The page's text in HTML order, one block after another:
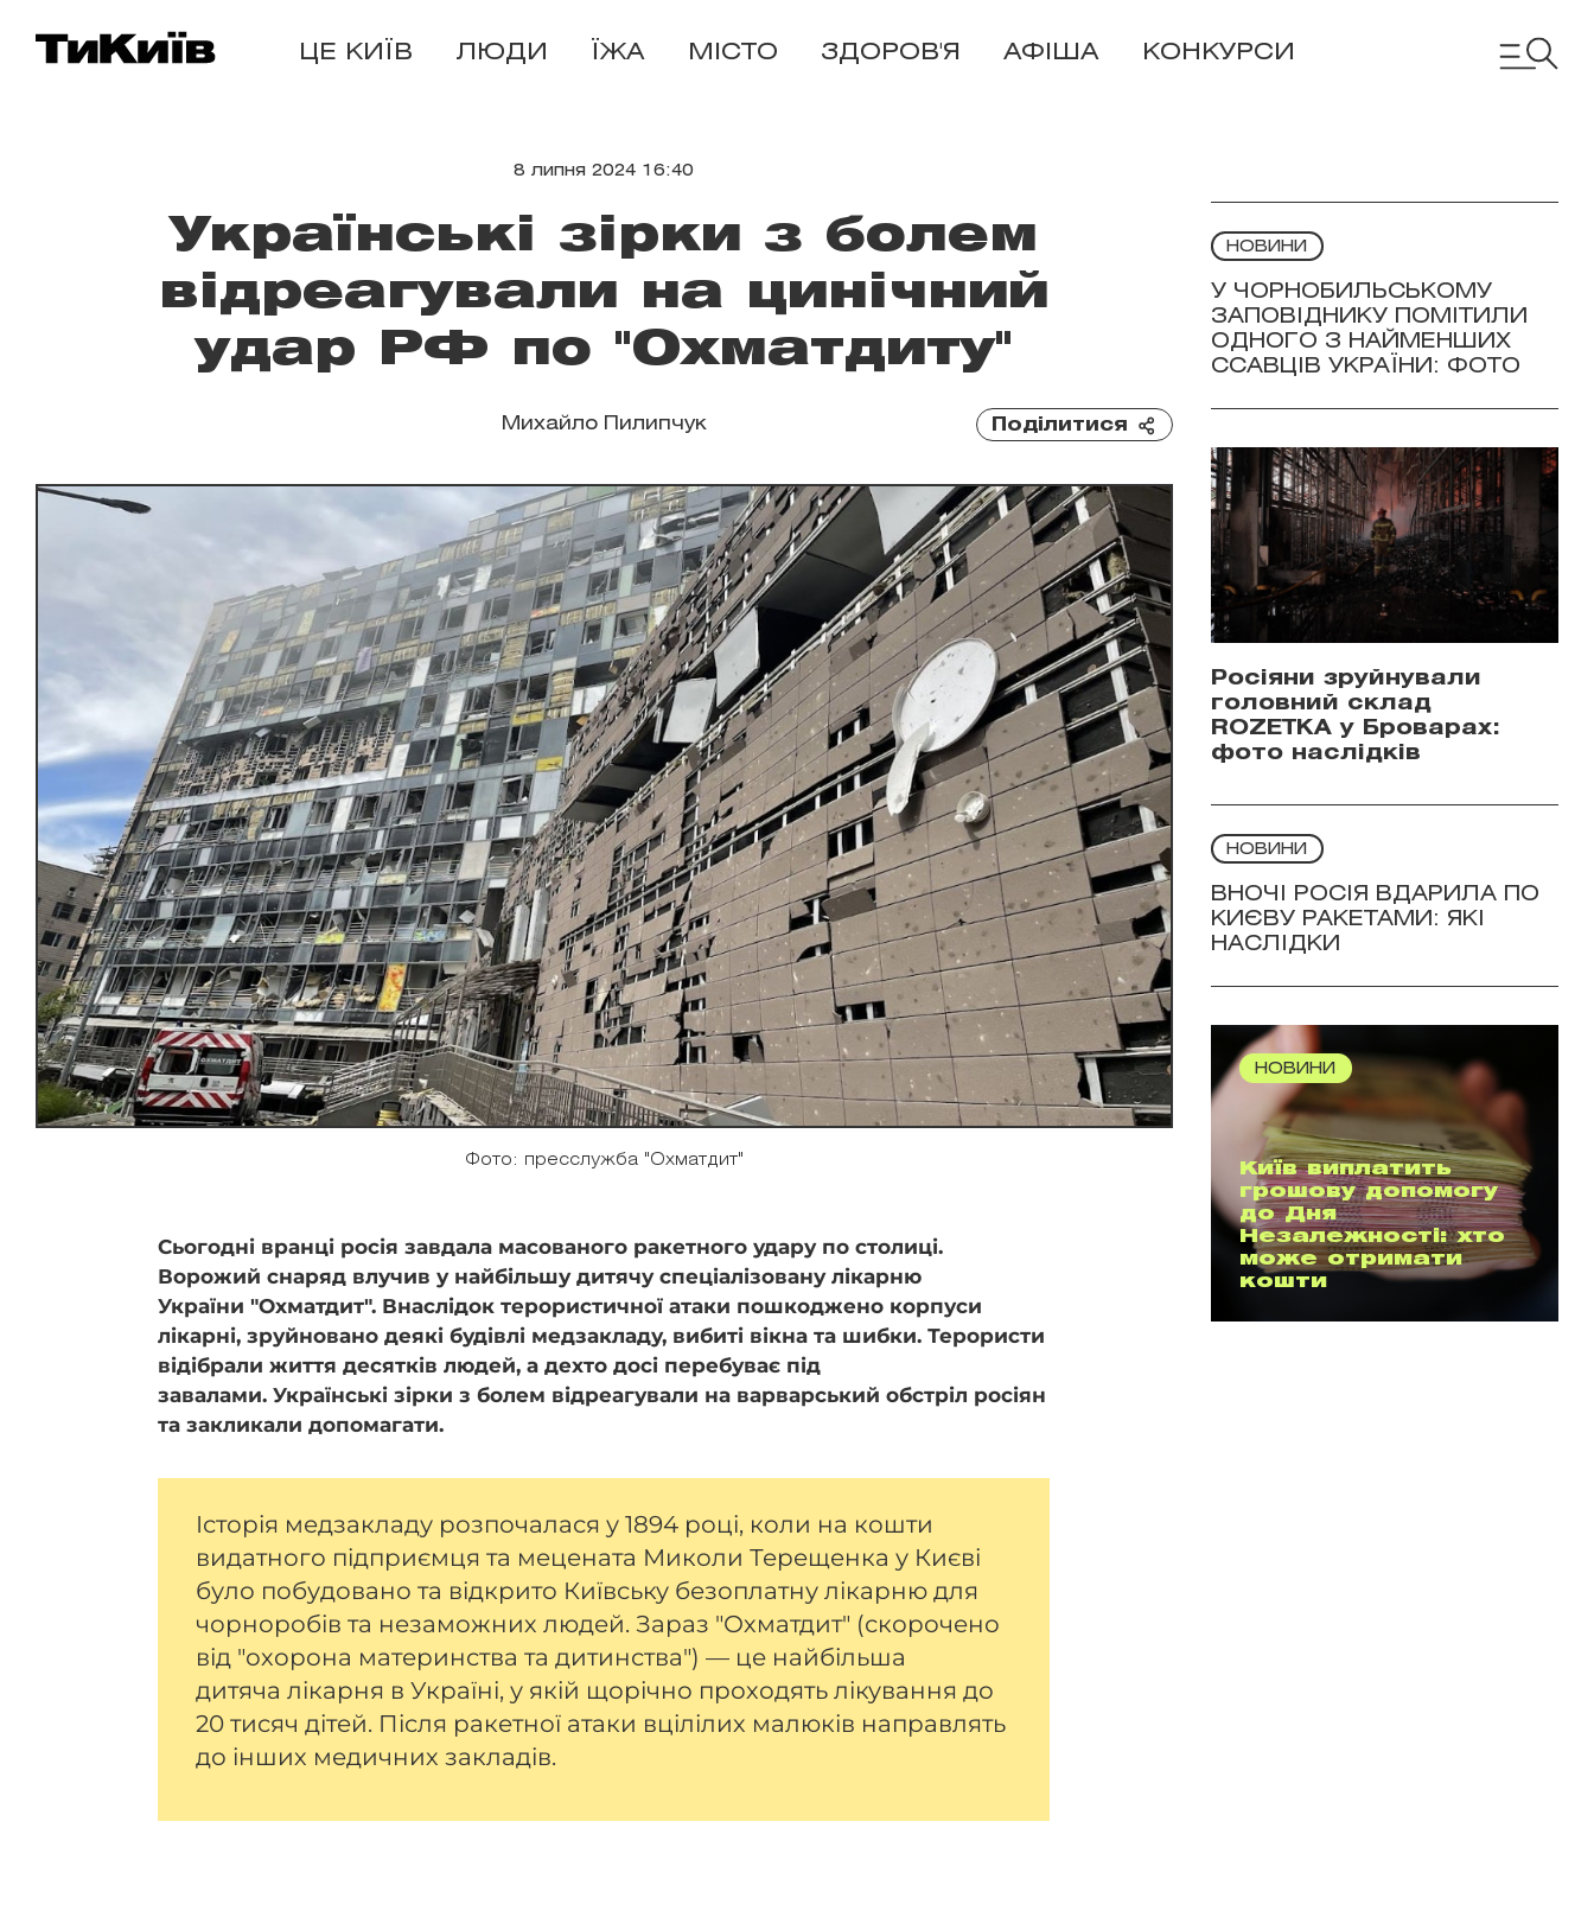
ЦЕ КИЇВ ЛЮДИ ЇЖА МІСТО ЗДОРОВ'Я АФІША КОНКУРСИ
8 липня 2024 16:40
Українські зірки з болем
відреагували на цинічний
удар РФ по "Охматдиту"
Михайло Пилипчук Поділитися
Фото: пресслужба "Охматдит"
Сьогодні вранці росія завдала масованого ракетного удару по столиці.
Ворожий снаряд влучив у найбільшу дитячу спеціалізовану лікарню
України "Охматдит". Внаслідок терористичної атаки пошкоджено корпуси
лікарні, зруйновано деякі будівлі медзакладу, вибиті вікна та шибки. Терористи
відібрали життя десятків людей, а дехто досі перебуває під
завалами.Українські зірки з болем відреагували на варварський обстріл росіян
та закликали допомагати.
Історія медзакладу розпочалася у 1894 році, коли на кошти
видатного підприємця та мецената Миколи Терещенка у Києві
було побудовано та відкрито Київську безоплатну лікарню для
чорноробів та незаможних людей. Зараз "Охматдит" (скорочено
від "охорона материнства та дитинства") — це найбільша
дитяча лікарня в Україні, у якій щорічно проходять лікування до
20 тисяч дітей. Після ракетної атаки вцілілих малюків направлять
до інших медичних закладів.
НОВИНИ
У ЧОРНОБИЛЬСЬКОМУ
ЗАПОВІДНИКУ ПОМІТИЛИ
ОДНОГО З НАЙМЕНШИХ
ССАВЦІВ УКРАЇНИ: ФОТО
Росіяни зруйнували
головний склад
ROZETKA у Броварах:
фото наслідків
НОВИНИ
ВНОЧІ РОСІЯ ВДАРИЛА ПО
КИЄВУ РАКЕТАМИ: ЯКІ
НАСЛІДКИ
НОВИНИ
Київ виплатить
грошову допомогу
до Дня
Незалежності: хто
може отримати
кошти